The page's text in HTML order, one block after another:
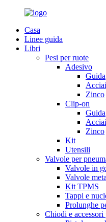
Casa
Linee guida
Libri
Pesi per ruote
Adesivo
Guida
Zinco
Clip-on
Guida
Zinco
Kit
Utensili
Valvole per
Valvole in
Valvole
Kit TPMS
Tappi e
Prolunghe
Chiodi e accessori